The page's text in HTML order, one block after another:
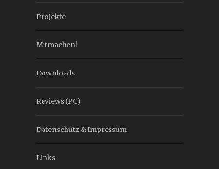
Projekte
Mitmachen!
Downloads
Reviews (PC)
Datenschutz & Impressum
Links